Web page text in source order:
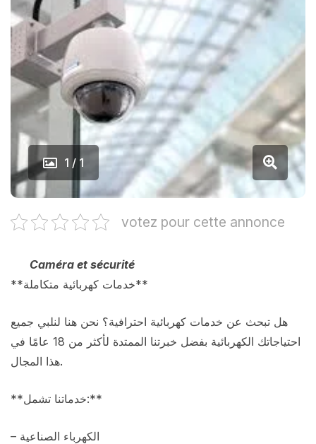
1 / 1
votez pour cette annonce
Caméra et sécurité
**خدمات كهربائية متكاملة**
هل تبحث عن خدمات كهربائية احترافية؟ نحن هنا لنلبي جميع
احتياجاتك الكهربائية بفضل خبرتنا الممتدة لأكثر من 18 عامًا في
هذا المجال.
**خدماتنا تشمل:**
– الكهرباء الصناعية